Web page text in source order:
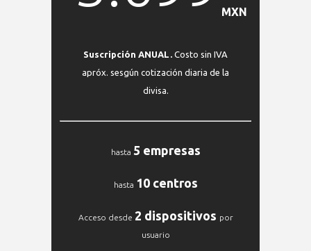
MXN
Suscripción ANUAL.
Costo sin IVA
apróx. sesgún cotización diaria de la
divisa.
hasta 5 empresas
hasta 10 centros
Acceso desde 2 dispositivos por
usuario